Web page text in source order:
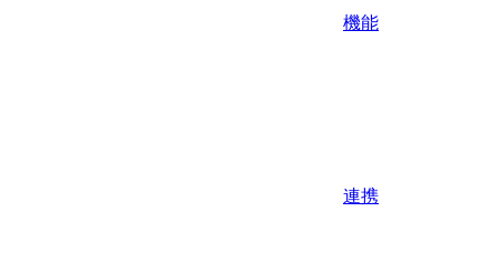
機能
連携